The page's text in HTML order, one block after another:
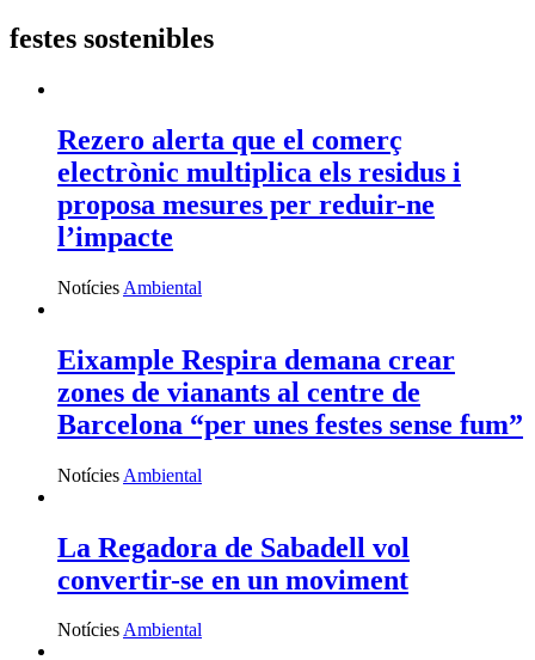
festes sostenibles
Rezero alerta que el comerç
electrònic multiplica els residus i
proposa mesures per reduir-ne
l’impacte
Notícies Ambiental
Eixample Respira demana crear
zones de vianants al centre de
Barcelona “per unes festes sense fum”
Notícies Ambiental
La Regadora de Sabadell vol
convertir-se en un moviment
NotíciesAmbiental